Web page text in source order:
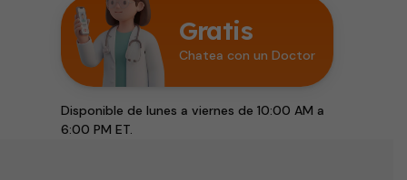
Gratis
Chatea con un Doctor
Disponible de lunes a viernes de 10:00 AM a
6:00 PM ET.